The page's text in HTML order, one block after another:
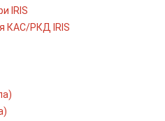
IRIS
КАС/РКД IRIS